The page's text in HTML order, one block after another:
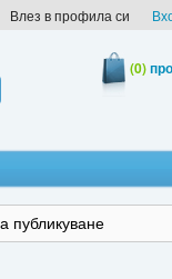
Влез в профила си
(0)